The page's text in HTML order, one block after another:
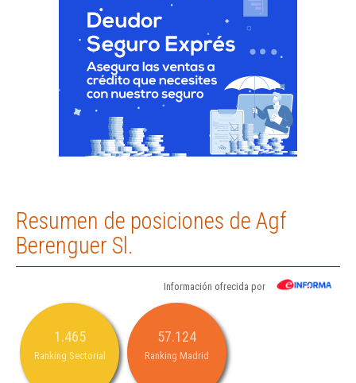
Resumen de posiciones de Agf
Berenguer Sl.
Información ofrecida por
1.465
Ranking Sectorial
57.124
Ranking Madrid